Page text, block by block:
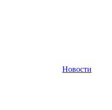
Новости